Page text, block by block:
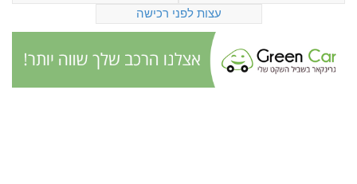
עצות לפני רכישה